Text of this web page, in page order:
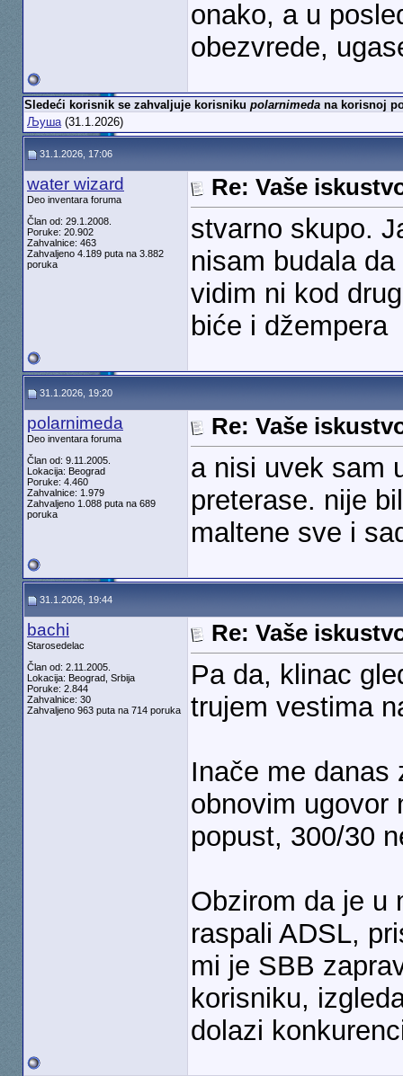
onako, a u
obezvrede,
Sledeći korisnik se zahvaljuje korisniku polarnimedana korisnoj
Љуша(31.1.2026)
31.1.2026, 17:06
water wizard
Deo inventara foruma
Član od: 29.1.2008.
Poruke: 20.902
Zahvalnice: 463
Zahvaljeno 4.189 puta na 3.882
poruka
Re: Vaše
stvarno skupo.
nisam budala
vidim ni kod
biće i džempera
31.1.2026, 19:20
polarnimeda
Deo inventara foruma
Član od: 9.11.2005.
Lokacija: Beograd
Poruke: 4.460
Zahvalnice: 1.979
Zahvaljeno 1.088 puta na 689
poruka
Re: Vaše
a nisi uvek sam
preterase. nije
maltene sve i
31.1.2026, 19:44
bachi
Starosedelac
Član od: 2.11.2005.
Lokacija: Beograd, Srbija
Poruke: 2.844
Zahvalnice: 30
Zahvaljeno 963 puta na 714 poruka
Re: Vaše
Pa da, klinac
trujem vestima
Inače me danas
obnovim ugovor
popust, 300/30
Obzirom da je u
raspali ADSL,
mi je SBB
korisniku,
dolazi